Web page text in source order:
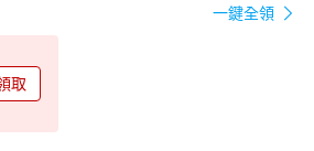
一鍵全領
取